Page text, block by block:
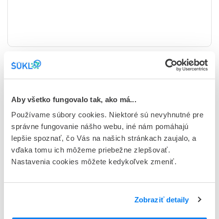
Aby všetko fungovalo tak, ako má...
Používame súbory cookies. Niektoré sú nevyhnutné pre
správne fungovanie nášho webu, iné nám pomáhajú
lepšie spoznať, čo Vás na našich stránkach zaujalo, a
vďaka tomu ich môžeme priebežne zlepšovať.
Nastavenia cookies môžete kedykoľvek zmeniť.
Zobraziť detaily
Archív east
MP 153/2026 pre držiteľa rozhodnutia o
registrácii lieku k predkladaniu komunikácie